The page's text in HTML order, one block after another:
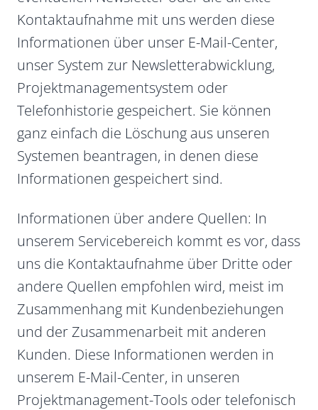
Kontaktaufnahme mit uns werden diese
Informationen über unser E-Mail-Center,
unser System zur Newsletterabwicklung,
Projektmanagementsystem oder
Telefonhistorie gespeichert. Sie können
ganz einfach die Löschung aus unseren
Systemen beantragen, in denen diese
Informationen gespeichert sind.
Informationen über andere Quellen: In
unserem Servicebereich kommt es vor, dass
uns die Kontaktaufnahme über Dritte oder
andere Quellen empfohlen wird, meist im
Zusammenhang mit Kundenbeziehungen
und der Zusammenarbeit mit anderen
Kunden. Diese Informationen werden in
unserem E-Mail-Center, in unseren
Projektmanagement-Tools oder telefonisch